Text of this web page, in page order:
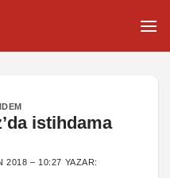
istihdama
2018 – 10:27 YAZAR: